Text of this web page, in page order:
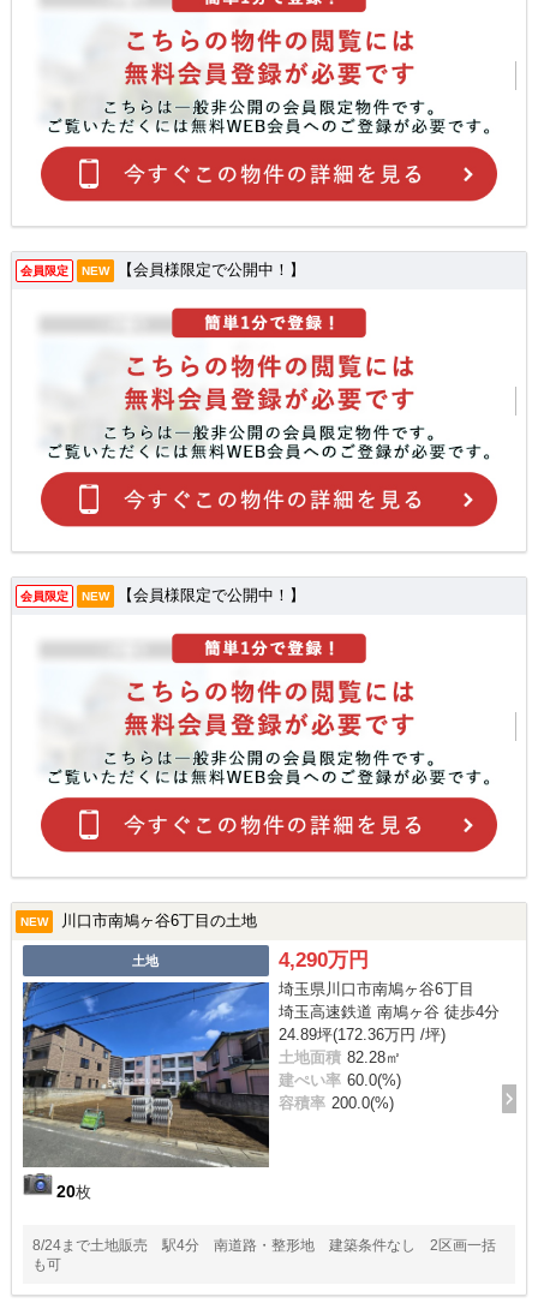
会員限定 NEW 【会員様限定で公開中！】
会員限定 NEW 【会員様限定で公開中！】
NEW 川口市南鳩ヶ谷6丁目の土地
土地
20枚
4,290万円
埼玉県川口市南鳩ヶ谷6丁目
埼玉高速鉄道 南鳩ヶ谷 徒歩4分
24.89坪(172.36万円 /坪)
土地面積 82.28㎡
建ぺい率 60.0(%)
容積率 200.0(%)
8/24まで土地販売 駅4分 南道路・整形地 建築条件なし 2区画一括
も可